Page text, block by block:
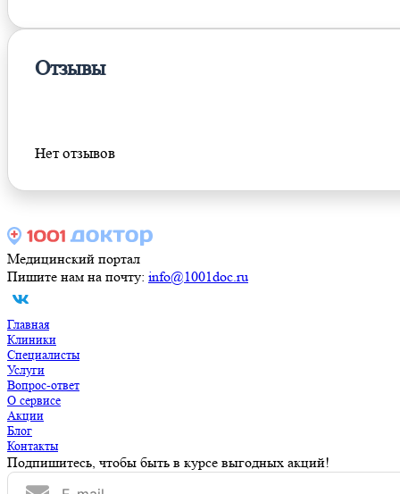
Отзывы
Нет отзывов
Медицинский портал
Пишите нам на почту: info@1001doc.ru
Главная
Клиники
Специалисты
Услуги
Вопрос-ответ
О сервисе
Акции
Блог
Контакты
Подпишитесь, чтобы быть в курсе выгодных акций!